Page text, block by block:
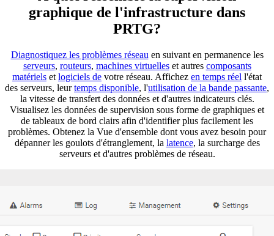
graphique de l'infrastructure dans
PRTG?
Diagnostiquez les problèmes réseau en suivant en permanence les
serveurs, routeurs, machines virtuelleset autres composants
matériels et logiciels de votre réseau. Affichez en temps réel l'état
des serveurs, leurtemps disponible, l'utilisation de la bande passante,
la vitesse de transfert des données et d'autres indicateurs clés.
Visualisez les données de supervision sous forme de graphiques et
de tableaux de bord clairs afin d'identifier plus facilement les
problèmes. Obtenez la Vue d'ensemble dont vous avez besoin pour
dépanner les goulots d'étranglement, la latence, la surcharge des
serveurs et d'autres problèmes de réseau.